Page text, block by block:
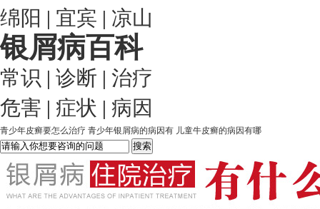
绵阳 | 宜宾 | 凉山
银屑病百科
常识 | 诊断 | 治疗
危害 | 症状 | 病因
青少年皮癣要怎么治疗 青少年银屑病的病因有 儿童牛皮癣的病因有哪